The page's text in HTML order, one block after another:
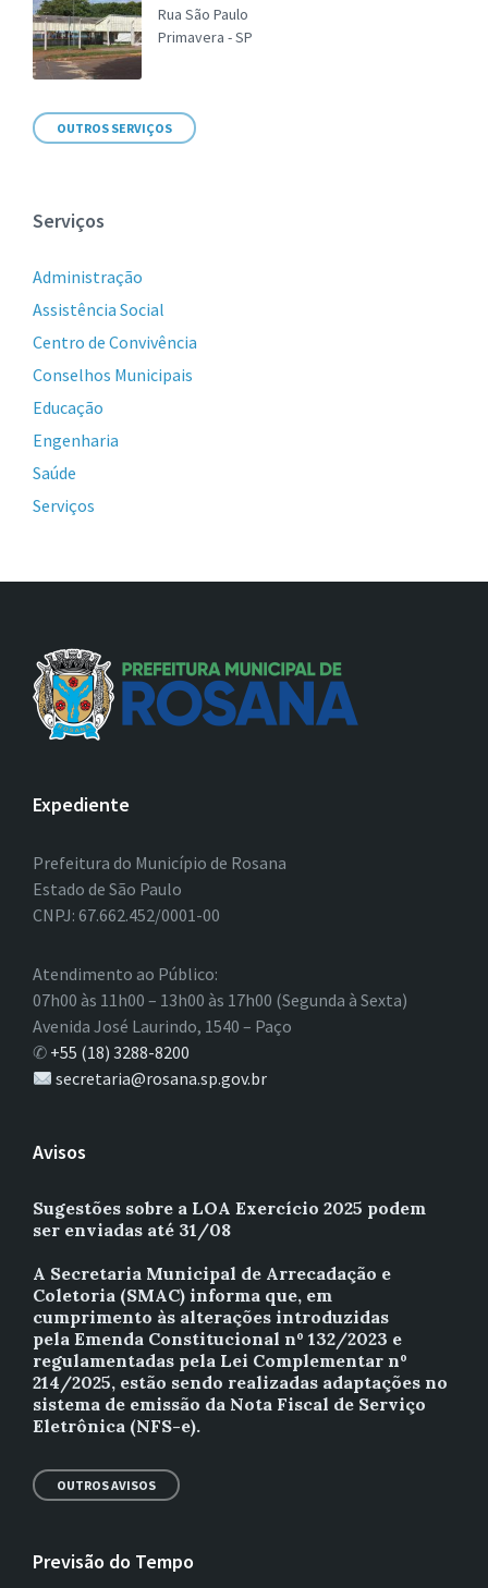
Rua São Paulo
Primavera - SP
OUTROS SERVIÇOS
Serviços
Administração
Assistência Social
Centro de Convivência
Conselhos Municipais
Educação
Engenharia
Saúde
Serviços
Expediente
Prefeitura do Município de Rosana
Estado de São Paulo
CNPJ: 67.662.452/0001-00
Atendimento ao Público:
07h00 às 11h00 – 13h00 às 17h00 (Segunda à Sexta)
Avenida José Laurindo, 1540 – Paço
✆ +55 (18) 3288-8200
secretaria@rosana.sp.gov.br
Avisos
Sugestões sobre a LOA Exercício 2025 podem
ser enviadas até 31/08
A Secretaria Municipal de Arrecadação e
Coletoria (SMAC) informa que, em
cumprimento às alterações introduzidas
pela Emenda Constitucional nº 132/2023 e
regulamentadas pela Lei Complementar nº
214/2025, estão sendo realizadas adaptações no
sistema de emissão da Nota Fiscal de Serviço
Eletrônica (NFS-e).
OUTROS AVISOS
Previsão do Tempo